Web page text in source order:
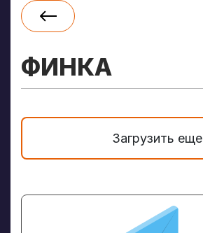
ФИНКА
Загрузить еще